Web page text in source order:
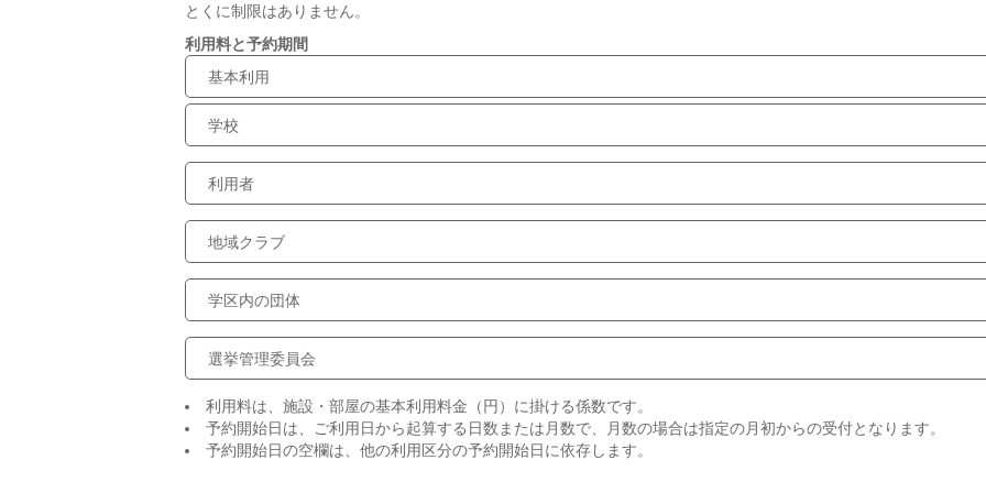
とくに制限はありません。
利用料と予約期間
基本利用
学校
利用者
地域クラブ
学区内の団体
選挙管理委員会
利用料は、施設・部屋の基本利用料金（円）に掛ける係数です。
予約開始日は、ご利用日から起算する日数または月数で、月数の場合は指定の月初からの受付となります。
予約開始日の空欄は、他の利用区分の予約開始日に依存します。